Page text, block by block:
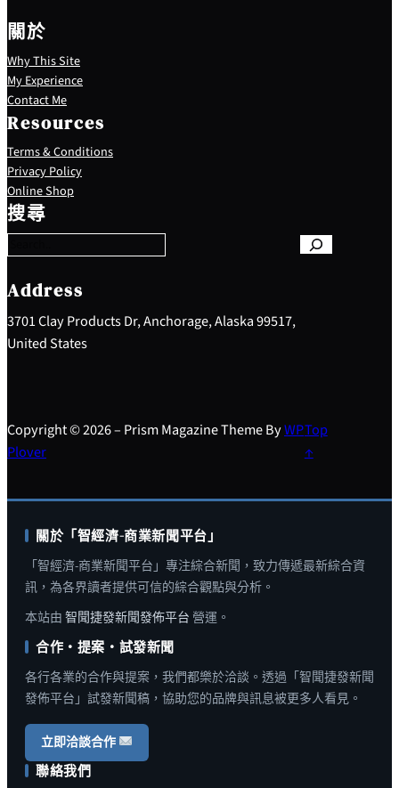
關於
Why This Site
My Experience
Contact Me
Resources
Terms & Conditions
Privacy Policy
Online Shop
搜尋
S
e
a
c
h
Address
3701 Clay Products Dr, Anchorage, Alaska 99517,
United States
Copyright © 2026 – Prism Magazine Theme ByWP
Plover
Top
↑
關於「智經濟-商業新聞平台」
「智經濟-商業新聞平台」專注綜合新聞，致力傳遞最新綜合資
訊，為各界讀者提供可信的綜合觀點與分析。
本站由 智聞捷發新聞發佈平台 營運。
合作・提案・試發新聞
各行各業的合作與提案，我們都樂於洽談。透過「智聞捷發新聞
發佈平台」試發新聞稿，協助您的品牌與訊息被更多人看見。
立即洽談合作
聯絡我們